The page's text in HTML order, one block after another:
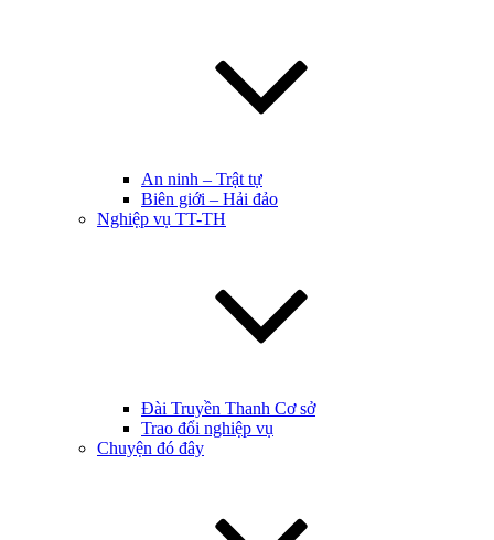
An ninh – Trật tự
Biên giới – Hải đảo
Nghiệp vụ TT-TH
Đài Truyền Thanh Cơ sở
Trao đổi nghiệp vụ
Chuyện đó đây